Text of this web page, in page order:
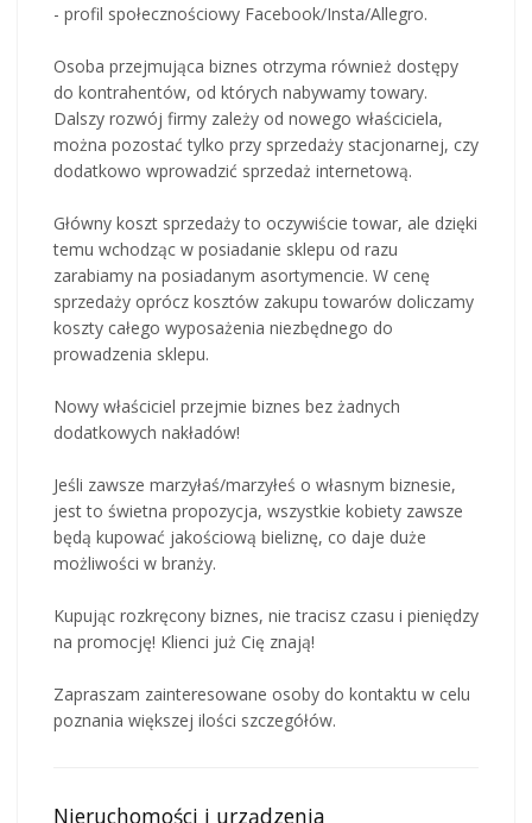
- profil społecznościowy Facebook/Insta/Allegro.
Osoba przejmująca biznes otrzyma również dostępy
do kontrahentów, od których nabywamy towary.
Dalszy rozwój firmy zależy od nowego właściciela,
można pozostać tylko przy sprzedaży stacjonarnej, czy
dodatkowo wprowadzić sprzedaż internetową.
Główny koszt sprzedaży to oczywiście towar, ale dzięki
temu wchodząc w posiadanie sklepu od razu
zarabiamy na posiadanym asortymencie. W cenę
sprzedaży oprócz kosztów zakupu towarów doliczamy
koszty całego wyposażenia niezbędnego do
prowadzenia sklepu.
Nowy właściciel przejmie biznes bez żadnych
dodatkowych nakładów!
Jeśli zawsze marzyłaś/marzyłeś o własnym biznesie,
jest to świetna propozycja, wszystkie kobiety zawsze
będą kupować jakościową bieliznę, co daje duże
możliwości w branży.
Kupując rozkręcony biznes, nie tracisz czasu i pieniędzy
na promocję! Klienci już Cię znają!
Zapraszam zainteresowane osoby do kontaktu w celu
poznania większej ilości szczegółów.
Nieruchomości i urządzenia